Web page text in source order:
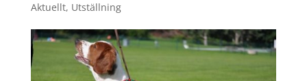
Aktuellt, Utställning